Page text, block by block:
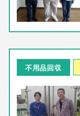
不用品回収